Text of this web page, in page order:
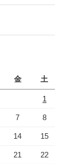
金 土
1
7 8
14 15
21 22